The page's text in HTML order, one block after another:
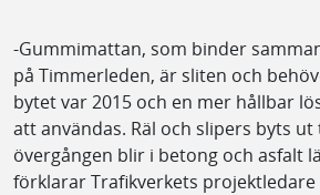
-Gummimattan, som binder
på Timmerleden, är sliten och
bytet var 2015 och en mer hållbar
att användas. Räl och slipers byts ut
övergången blir i betong och asfalt
förklarar Trafikverkets projektledare